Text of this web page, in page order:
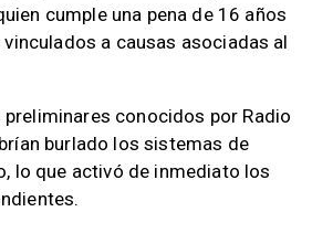
cumple una pena de 16 años
a causas asociadas al
conocidos por Radio
burlado los sistemas de
lo que activó de inmediato los